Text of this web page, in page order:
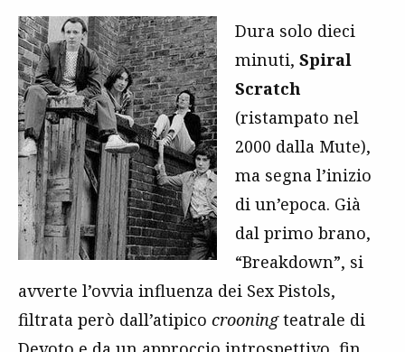
Dura solo dieci
minuti, Spiral
Scratch
(ristampato nel
2000 dalla Mute),
ma segna l’inizio
di un’epoca. Già
dal primo brano,
“Breakdown”, si
avverte l’ovvia influenza dei Sex Pistols,
filtrata però dall’atipico crooningteatrale di